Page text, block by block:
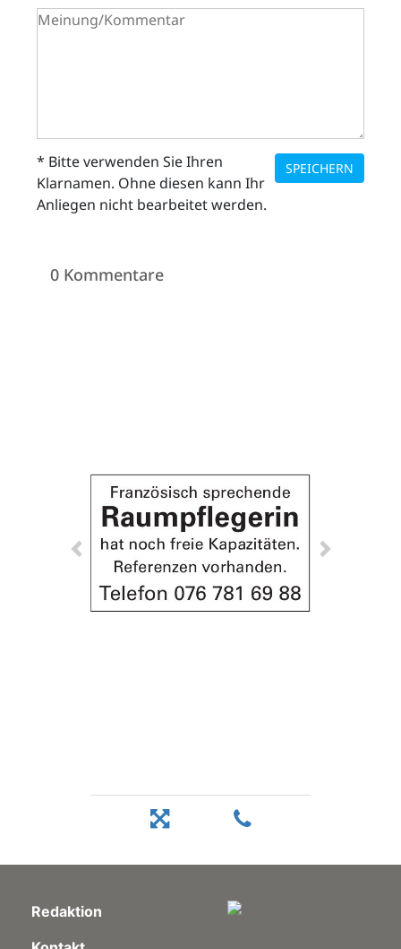
SPEICHERN
* Bitte verwenden Sie Ihren
Klarnamen. Ohne diesen kann Ihr
Anliegen nicht bearbeitet werden.
0 Kommentare
Redaktion